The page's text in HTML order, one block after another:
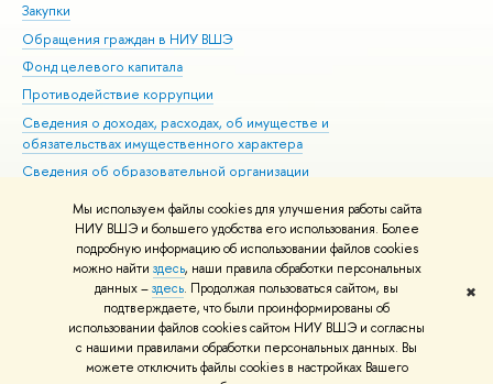
Мы используем файлы cookies для улучшения работы сайта
НИУ ВШЭ и большего удобства его использования. Более
подробную информацию об использовании файлов cookies
можно найти здесь, наши правила обработки персональных
данных –здесь. Продолжая пользоваться сайтом, вы
подтверждаете, что были проинформированы об
использовании файлов cookies сайтом НИУ ВШЭ и согласны
с нашими правилами обработки персональных данных. Вы
можете отключить файлы cookies в настройках Вашего
✖
Закупки
Обращения граждан в НИУ ВШЭ
Фонд целевого капитала
Противодействие коррупции
Сведения о доходах, расходах, об имуществе и
обязательствах имущественного характера
Сведения об образовательной организации
Людям с ограниченными возможностями здоровья
Единая платежная страница
Работа в Вышке
© НИУ ВШЭ 1993–2026 Адреса и контакты Условия использования
материалов Политика конфиденциальности Карта сайта
Шрифты HSE Sans и HSE Slab разработаны вШколе дизайна НИУ ВШЭ